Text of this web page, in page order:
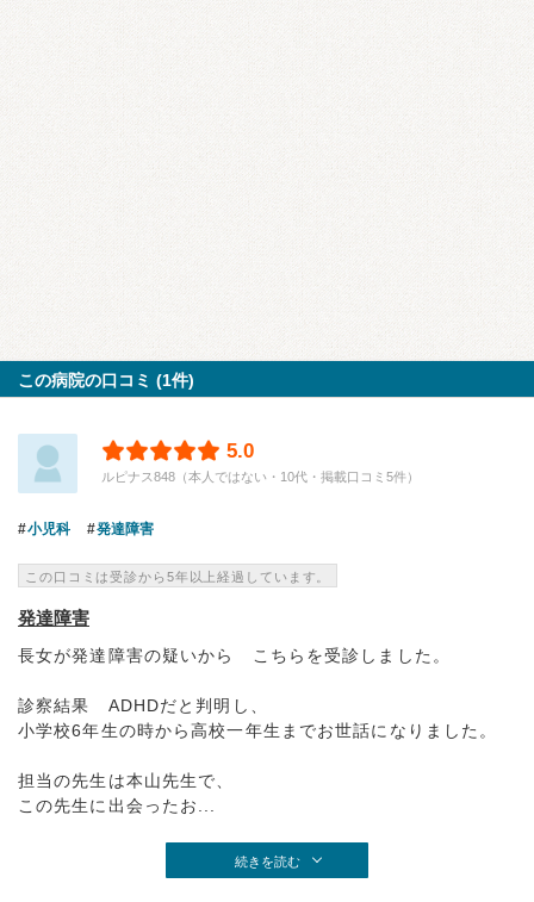
この病院の口コミ (1件)
5.0
ルピナス848（本人ではない・10代・掲載口コミ5件）
小児科 発達障害
この口コミは受診から5年以上経過しています。
発達障害
長女が発達障害の疑いから こちらを受診しました。
診察結果 ADHDだと判明し、
小学校6年生の時から高校一年生までお世話になりました。
担当の先生は本山先生で、
この先生に出会ったお...
続きを読む